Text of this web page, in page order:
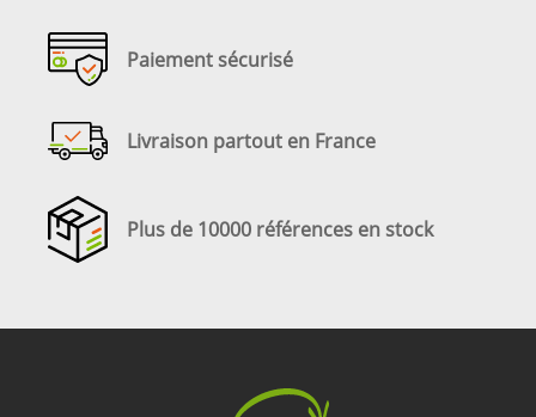
Paiement sécurisé
Livraison partout en France
Plus de 10000 références en stock